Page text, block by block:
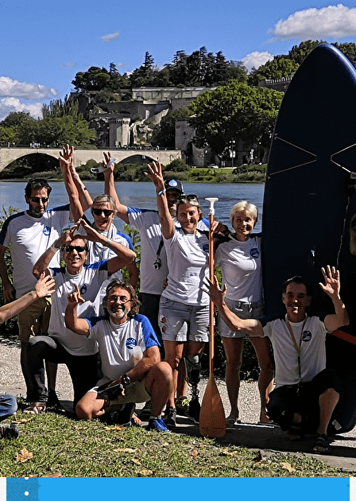
Exporter toutes les colonnes
Exporter uniquement les colonnes affichées
Menu
<
>
Horaires, Tarifs et Adhésion
Agenda
Accès et contact
Ajoutez un logo, un bouton, des réseaux sociaux
Cliquez pour éditer
Découvrir▴▾
Le Club
Galeries photo
Programme Pagayons Ensemble
Actualités
Partenaires
Pratiquer▴▾
Horaires, Tarifs et Adhésion
Agenda
Accès et contact
1000 pagaies▴▾